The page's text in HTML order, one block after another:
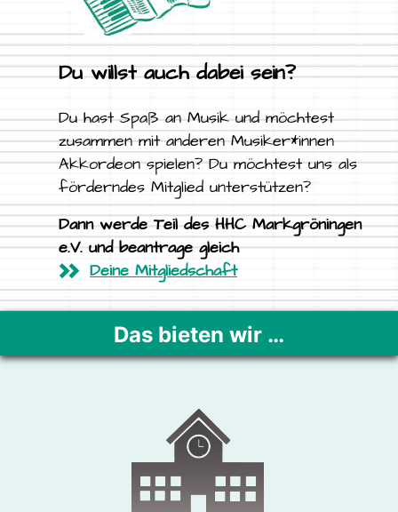
Du willst auch dabei sein?
Du hast Spaß an Musik und möchtest
zusammen mit anderen Musiker*innen
Akkordeon spielen? Du möchtest uns als
förderndes Mitglied unterstützen?
Dann werde Teil des HHC Markgröningen
e.V. und beantrage gleich
Deine Mitgliedschaft
Das bieten wir …